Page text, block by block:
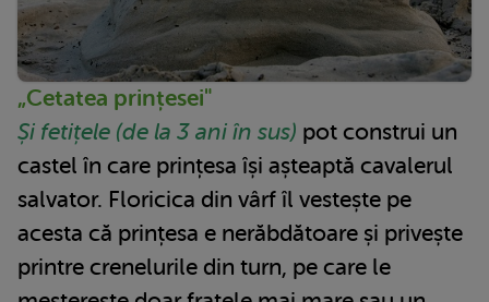
„Cetatea prințesei"
Și fetițele (de la 3 ani în sus) pot construi un
castel în care prințesa își așteaptă cavalerul
salvator. Floricica din vârf îl vestește pe
acesta că prințesa e nerăbdătoare și privește
printre crenelurile din turn, pe care le